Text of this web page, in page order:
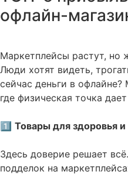
офлайн-
Маркетплейсы растут, но
Люди хотят видеть,
сейчас деньги в
где физическая точка
1️⃣ Товары для здоровья
Здесь доверие решает
подделок на